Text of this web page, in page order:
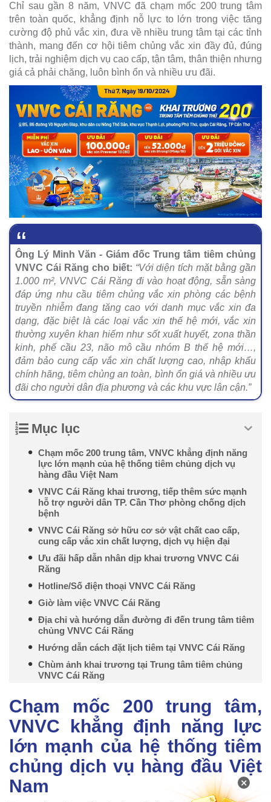
Chỉ sau gần 8 năm, VNVC đã chạm mốc 200 trung tâm
trên toàn quốc, khẳng định nỗ lực to lớn trong việc tăng
cường độ phủ vắc xin, đưa về nhiều trung tâm tại các tỉnh
thành, mang đến cơ hội tiêm chủng vắc xin đầy đủ, đúng
lịch, trải nghiệm dịch vụ cao cấp, tận tâm, thân thiện nhưng
giá cả phải chăng, luôn bình ổn và nhiều ưu đãi.
Ông Lý Minh Văn - Giám đốc Trung tâm tiêm chủng
VNVC Cái Răng cho biết: “Với diện tích mặt bằng gần
1.000 m², VNVC Cái Răng đi vào hoạt động, sẵn sàng
đáp ứng nhu cầu tiêm chủng vắc xin phòng các bệnh
truyền nhiễm đang tăng cao với danh mục vắc xin đa
dạng, đặc biệt là các loại vắc xin thế hệ mới, vắc xin
thường xuyên khan hiếm như sốt xuất huyết, zona thần
kinh, phế cầu 23, não mô cầu nhóm B thế hệ mới…,
đảm bảo cung cấp vắc xin chất lượng cao, nhập khẩu
chính hãng, tiêm chủng an toàn, bình ổn giá và nhiều ưu
đãi cho người dân địa phương và các khu vực lân cận.”
Mục lục
Chạm mốc 200 trung tâm, VNVC khẳng định năng
lực lớn mạnh của hệ thống tiêm chủng dịch vụ
hàng đầu Việt Nam
VNVC Cái Răng khai trương, tiếp thêm sức mạnh
hỗ trợ người dân TP. Cần Thơ phòng chống dịch
bệnh
VNVC Cái Răng sở hữu cơ sở vật chất cao cấp,
cung cấp vắc xin chất lượng, dịch vụ hiện đại
Ưu đãi hấp dẫn nhân dịp khai trương VNVC Cái
Răng
Hotline/Số điện thoại VNVC Cái Răng
Giờ làm việc VNVC Cái Răng
Địa chỉ và hướng dẫn đường đi đến trung tâm tiêm
chủng VNVC Cái Răng
Hướng dẫn cách đặt lịch tiêm tại VNVC Cái Răng
Chùm ảnh khai trương tại Trung tâm tiêm chủng
VNVC Cái Răng
Chạm mốc 200 trung tâm,
VNVC khẳng định năng lực
lớn mạnh của hệ thống tiêm
chủng dịch vụ hàng đầu Việt
Nam
×